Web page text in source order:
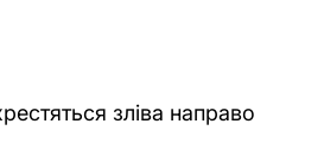
зліва направо